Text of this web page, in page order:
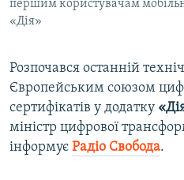
першим користувачам
«Дія»
Розпочався останній
Європейським союзом
сертифікатів у додатку
міністр цифрової
інформує Радіо Свобода.